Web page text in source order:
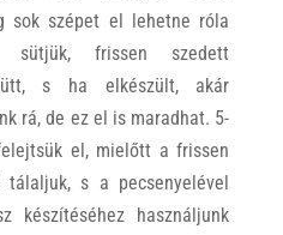
sok szépet el lehetne róla
sütjük, frissen szedett
s ha elkészült, akár
rá, de ez el is maradhat. 5-
el, mielőtt a frissen
tálaljuk, s a pecsenyelével
készítéséhez használjunk